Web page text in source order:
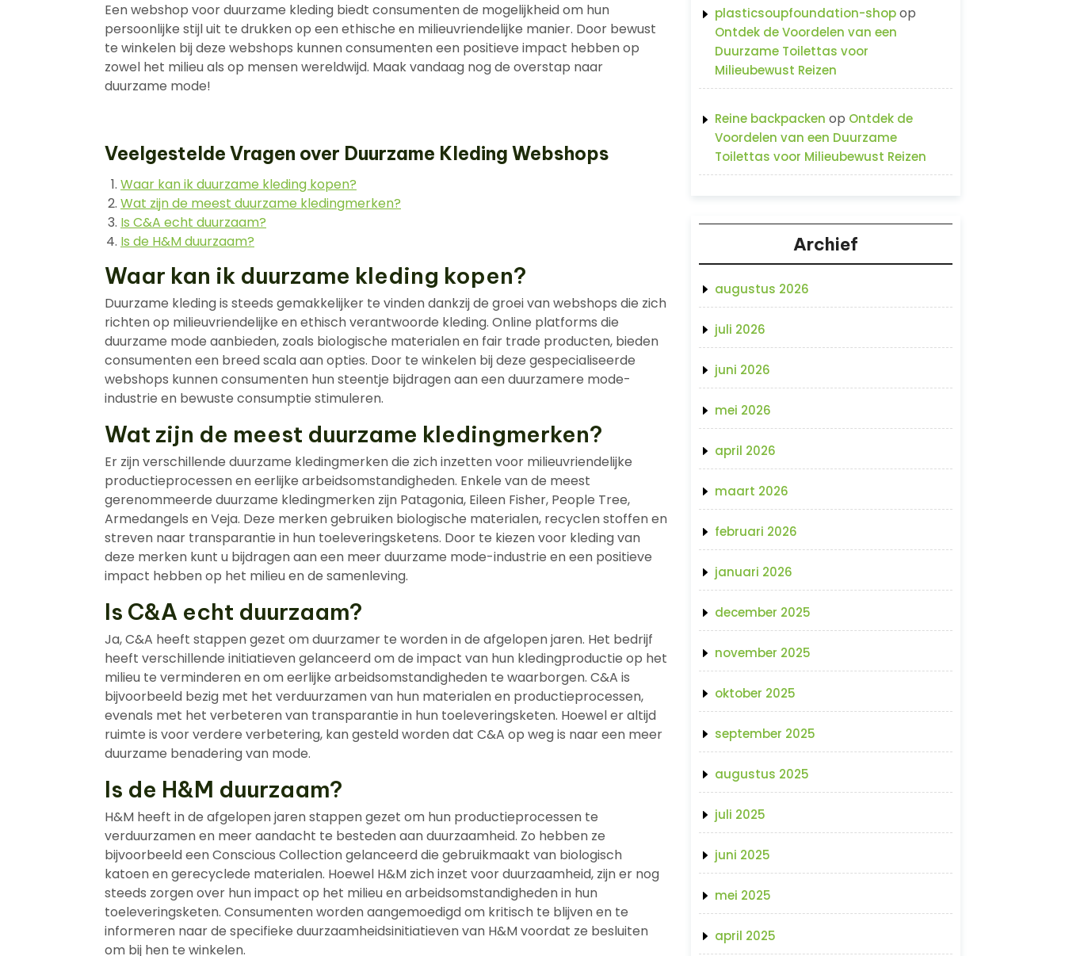
Een webshop voor duurzame kleding biedt consumenten de mogelijkheid om hun
persoonlijke stijl uit te drukken op een ethische en milieuvriendelijke manier. Door bewust
te winkelen bij deze webshops kunnen consumenten een positieve impact hebben op
zowel het milieu als op mensen wereldwijd. Maak vandaag nog de overstap naar
duurzame mode!
Veelgestelde Vragen over Duurzame Kleding Webshops
Waar kan ik duurzame kleding kopen?
Wat zijn de meest duurzame kledingmerken?
Is C&A echt duurzaam?
Is de H&M duurzaam?
Waar kan ik duurzame kleding kopen?
Duurzame kleding is steeds gemakkelijker te vinden dankzij de groei van webshops die zich
richten op milieuvriendelijke en ethisch verantwoorde kleding. Online platforms die
duurzame mode aanbieden, zoals biologische materialen en fair trade producten, bieden
consumenten een breed scala aan opties. Door te winkelen bij deze gespecialiseerde
webshops kunnen consumenten hun steentje bijdragen aan een duurzamere mode-
industrie en bewuste consumptie stimuleren.
Wat zijn de meest duurzame kledingmerken?
Er zijn verschillende duurzame kledingmerken die zich inzetten voor milieuvriendelijke
productieprocessen en eerlijke arbeidsomstandigheden. Enkele van de meest
gerenommeerde duurzame kledingmerken zijn Patagonia, Eileen Fisher, People Tree,
Armedangels en Veja. Deze merken gebruiken biologische materialen, recyclen stoffen en
streven naar transparantie in hun toeleveringsketens. Door te kiezen voor kleding van
deze merken kunt u bijdragen aan een meer duurzame mode-industrie en een positieve
impact hebben op het milieu en de samenleving.
Is C&A echt duurzaam?
Ja, C&A heeft stappen gezet om duurzamer te worden in de afgelopen jaren. Het bedrijf
heeft verschillende initiatieven gelanceerd om de impact van hun kledingproductie op het
milieu te verminderen en om eerlijke arbeidsomstandigheden te waarborgen. C&A is
bijvoorbeeld bezig met het verduurzamen van hun materialen en productieprocessen,
evenals met het verbeteren van transparantie in hun toeleveringsketen. Hoewel er altijd
ruimte is voor verdere verbetering, kan gesteld worden dat C&A op weg is naar een meer
duurzame benadering van mode.
Is de H&M duurzaam?
H&M heeft in de afgelopen jaren stappen gezet om hun productieprocessen te
verduurzamen en meer aandacht te besteden aan duurzaamheid. Zo hebben ze
bijvoorbeeld een Conscious Collection gelanceerd die gebruikmaakt van biologisch
katoen en gerecyclede materialen. Hoewel H&M zich inzet voor duurzaamheid, zijn er nog
steeds zorgen over hun impact op het milieu en arbeidsomstandigheden in hun
toeleveringsketen. Consumenten worden aangemoedigd om kritisch te blijven en te
informeren naar de specifieke duurzaamheidsinitiatieven van H&M voordat ze besluiten
om bij hen te winkelen.
plasticsoupfoundation-shopop
Ontdek de Voordelen van een
Duurzame Toilettas voor
Milieubewust Reizen
Reine backpacken op Ontdek de
Voordelen van een Duurzame
Toilettas voor Milieubewust Reizen
Archief
augustus 2026
juli 2026
juni 2026
mei 2026
april 2026
maart 2026
februari 2026
januari 2026
december 2025
november 2025
oktober 2025
september 2025
augustus 2025
juli 2025
juni 2025
mei 2025
april 2025